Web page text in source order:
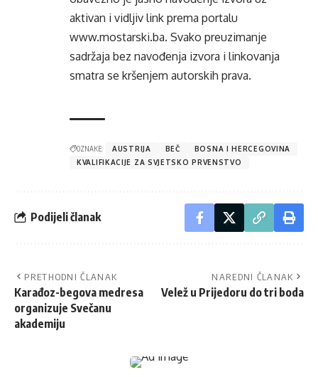
aktivan i vidljiv link prema portalu
www.mostarski.ba. Svako preuzimanje
sadržaja bez navođenja izvora i linkovanja
smatra se kršenjem autorskih prava.
OZNAKE: AUSTRIJA BEČ
BOSNA I HERCEGOVINA
KVALIFIKACIJE ZA SVJETSKO PRVENSTVO
Podijeli članak
PRETHODNI ČLANAK
Karađoz-begova medresa
organizuje Svečanu
akademiju
NAREDNI ČLANAK
Velež u Prijedoru do tri boda